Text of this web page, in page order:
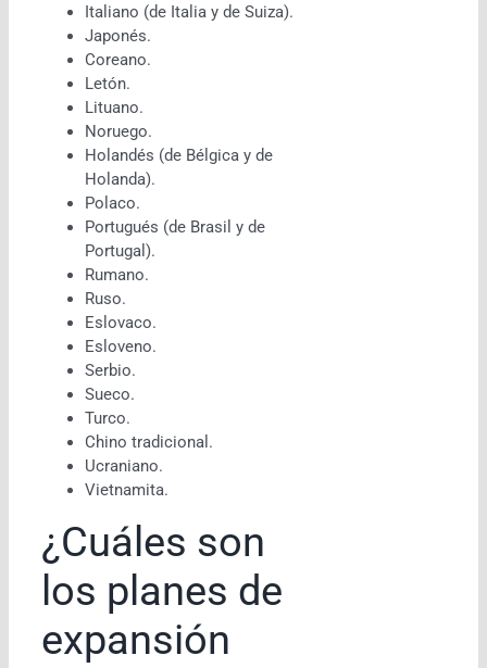
Italiano (de Italia y de Suiza).
Japonés.
Coreano.
Letón.
Lituano.
Noruego.
Holandés (de Bélgica y de
Holanda).
Polaco.
Portugués (de Brasil y de
Portugal).
Rumano.
Ruso.
Eslovaco.
Esloveno.
Serbio.
Sueco.
Turco.
Chino tradicional.
Ucraniano.
Vietnamita.
¿Cuáles son
los planes de
expansión